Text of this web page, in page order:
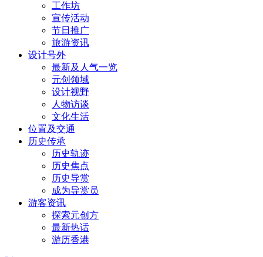
工作坊
宣传活动
节日推广
旅游资讯
设计号外
最新及人气一览
元创领域
设计视野
人物访谈
文化生活
位置及交通
历史传承
历史轨迹
历史焦点
历史导赏
成为导赏员
游客资讯
探索元创方
最新热话
游历香港